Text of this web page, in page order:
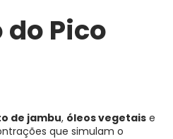
do Pico
de jambu, óleos vegetais e
que simulam o